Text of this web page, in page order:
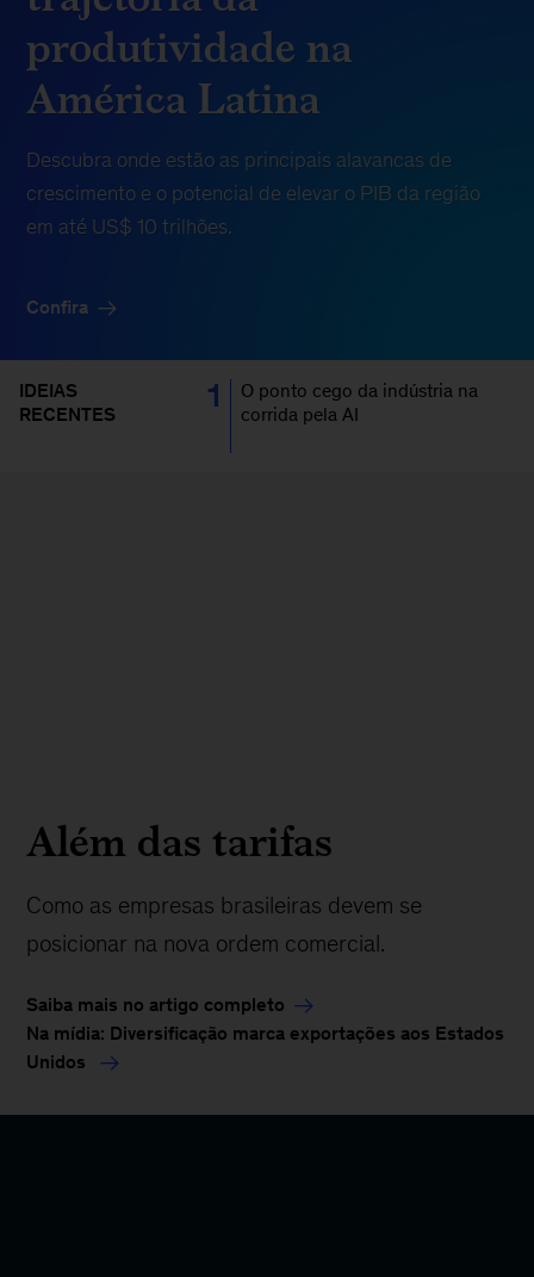
produtividade na
América Latina
Descubra onde estão as principais alavancas de
crescimento e o potencial de elevar o PIB da região
em até US$ 10 trilhões.
Confira
IDEIAS
RECENTES
1
O ponto cego da indústria na
corrida pela AI
Além das tarifas
Como as empresas brasileiras devem se
posicionar na nova ordem comercial.
Saiba mais no artigo completo
Na mídia: Diversificação marca exportações aos Estados
Unidos